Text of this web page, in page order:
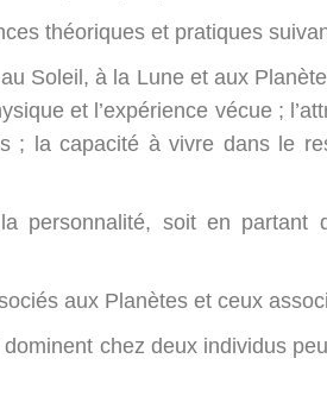
théoriques et pratiques
Soleil, à la Lune et aux
et l’expérience vécue ;
; la capacité à vivre dans le
personnalité, soit en
aux Planètes et ceux
chez deux individus